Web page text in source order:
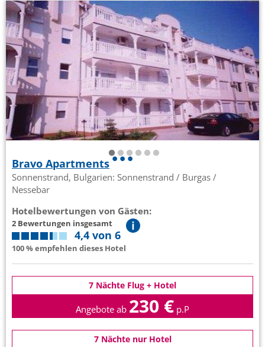
Bravo Apartments
Sonnenstrand, Bulgarien: Sonnenstrand / Burgas /
Nessebar
Hotelbewertungen von Gästen:
2 Bewertungen insgesamt
4,4 von 6
100 % empfehlen dieses Hotel
7 Nächte Flug + Hotel
Angebote ab 230 € p.P
7 Nächte nur Hotel